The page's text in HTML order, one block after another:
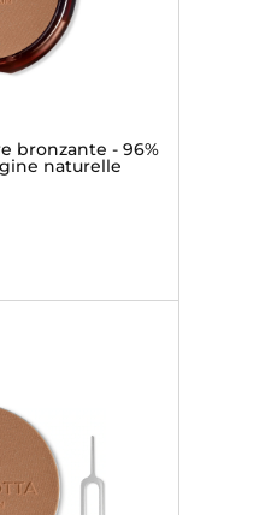
bronzante - 96%
naturelle